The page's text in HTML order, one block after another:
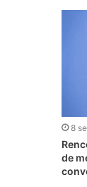
8
de